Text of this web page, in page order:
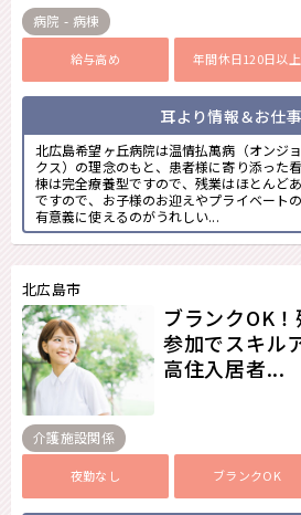
病院 - 病棟
給与高め 年間休日120日以上
耳より情報＆お仕
北広島希望ヶ丘病院は温情払萬病（オンジ
クス）の理念のもと、患者様に寄り添った
棟は完全療養型ですので、残業はほとんど
ですので、お子様のお迎えやプライベート
有意義に使えるのがうれしい...
北広島市
ブランクOK
参加でスキル
高住入居者...
介護施設関係
夜勤なし ブランクOK